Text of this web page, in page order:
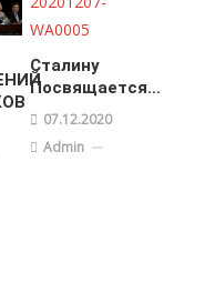
Сталину
Посвящается…
07.12.2020
Admin